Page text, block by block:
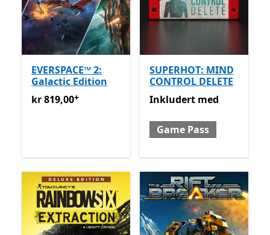
EVERSPACE™ 2:
Galactic Edition
kr 819,00Tilbyr kjøp i appen
kr 819,00+
SUPERHOT: MIND
CONTROL DELETE
Inkludert med Game Pass
Inkludert med
Game Pass